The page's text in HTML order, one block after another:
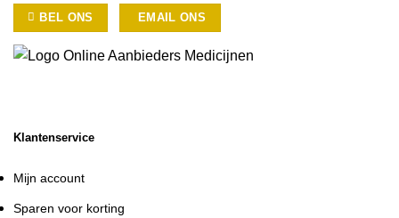
BEL ONS EMAIL ONS
Klantenservice
Mijn account
Sparen voor korting